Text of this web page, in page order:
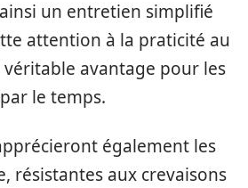
un entretien simplifié
attention à la praticité au
avantage pour les
le temps.
également les
résistantes aux crevaisons